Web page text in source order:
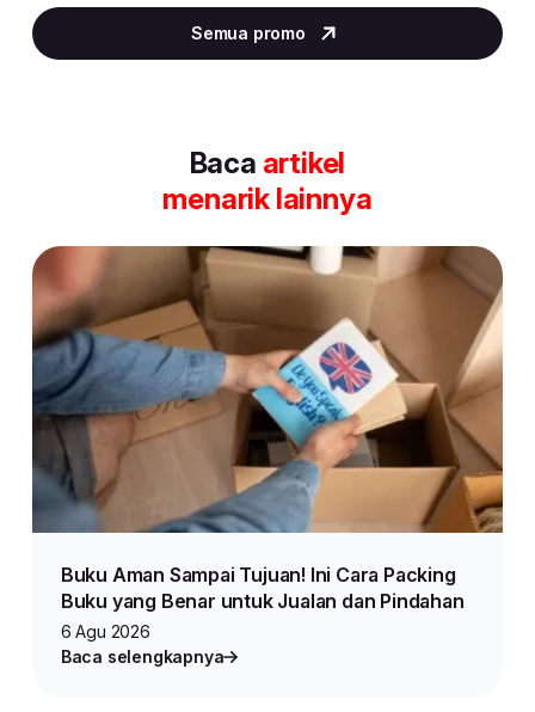
3
of
Semua promo
Baca artikel
menarik lainnya
Buku Aman Sampai Tujuan! Ini Cara Packing
Buku yang Benar untuk Jualan dan Pindahan
6 Agu 2026
Baca selengkapnya